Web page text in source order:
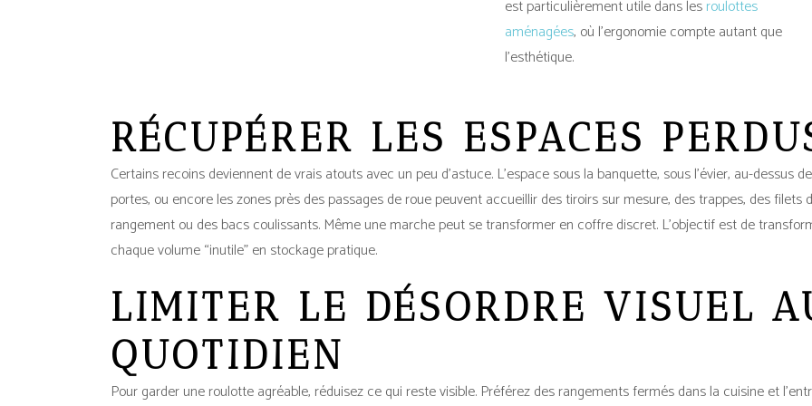
est particulièrement utile dans lesroulottes
aménagées, où l’ergonomie compte autant que
l’esthétique.
RÉCUPÉRER LES ESPACES
Certains recoins deviennent de vrais atouts avec un peu d’astuce. L’espace sous la banquette, sous l’évier, au-dessus
portes, ou encore les zones près des passages de roue peuvent accueillir des tiroirs sur mesure, des trappes, des filets
rangement ou des bacs coulissants. Même une marche peut se transformer en coffre discret. L’objectif est de
chaque volume “inutile” en stockage pratique.
LIMITER LE DÉSORDRE VISUEL
QUOTIDIEN
Pour garder une roulotte agréable, réduisez ce qui reste visible. Préférez des rangements fermés dans la cuisine et